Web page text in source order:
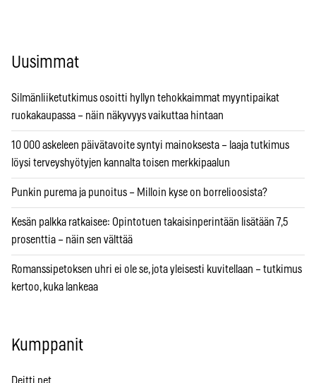
Uusimmat
Silmänliiketutkimus osoitti hyllyn tehokkaimmat myyntipaikat
ruokakaupassa – näin näkyvyys vaikuttaa hintaan
10 000 askeleen päivätavoite syntyi mainoksesta – laaja tutkimus
löysi terveyshyötyjen kannalta toisen merkkipaalun
Punkin purema ja punoitus – Milloin kyse on borrelioosista?
Kesän palkka ratkaisee: Opintotuen takaisinperintään lisätään 7,5
prosenttia – näin sen välttää
Romanssipetoksen uhri ei ole se, jota yleisesti kuvitellaan – tutkimus
kertoo, kuka lankeaa
Kumppanit